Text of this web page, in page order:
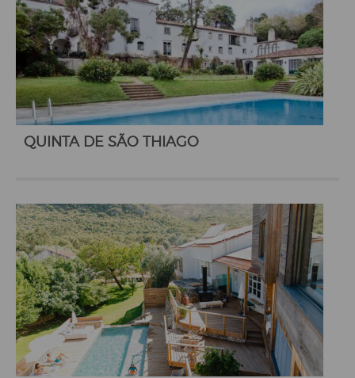
QUINTA DE SÃO THIAGO